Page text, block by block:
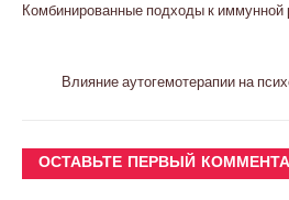
Комбинированные подходы к иммунной
Влияние аутогемотерапии на
ОСТАВЬТЕ ПЕРВЫЙ